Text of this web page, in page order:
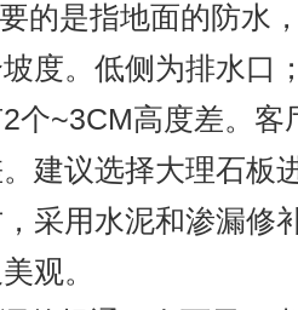
的是指地面的防水
度。低侧为排水口
个~3CM高度差。客
建议选择大理石板
采用水泥和渗漏修
观。